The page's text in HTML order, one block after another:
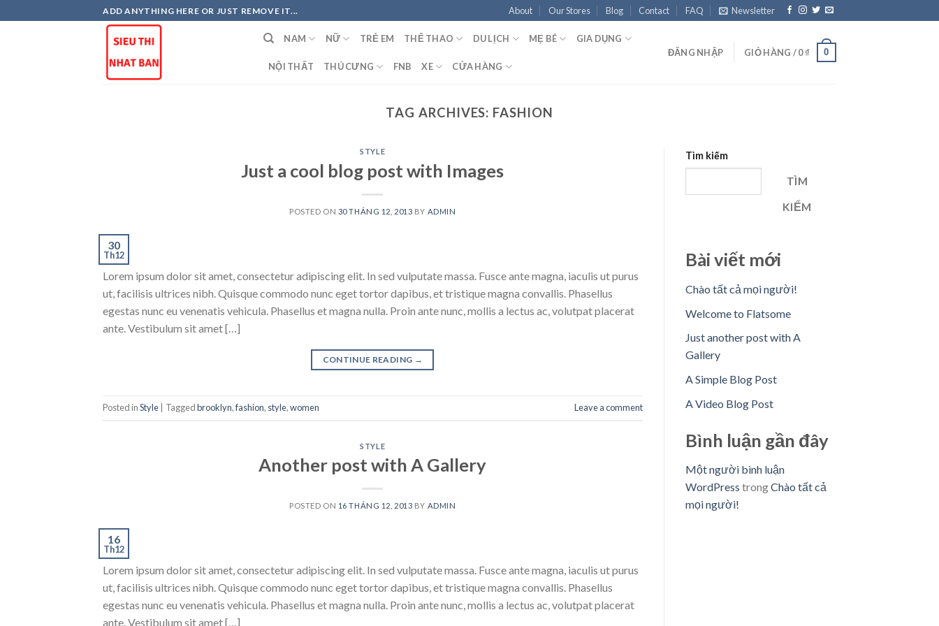
to
ADD ANYTHING HERE OR JUST REMOVE IT... About Our Stores Blog Contact FAQ Newsletter
NAM NỮ TRẺ EM THỂ THAO DU LỊCH MẸ BÉ GIA DỤNG
NỘI THẤT THÚ CƯNG FNB XE CỬA HÀNG
ĐĂNG NHẬP GIỎ HÀNG /0₫ 0
TAG ARCHIVES: FASHION
STYLE
Just a cool blog post with Images
POSTED ON 30 THÁNG 12, 2013 BY ADMIN
30
Th12
Lorem ipsum dolor sit amet, consectetur adipiscing elit. In sed vulputate massa. Fusce ante magna, iaculis ut purus
ut, facilisis ultrices nibh. Quisque commodo nunc eget tortor dapibus, et tristique magna convallis. Phasellus
egestas nunc eu venenatis vehicula. Phasellus et magna nulla. Proin ante nunc, mollis a lectus ac, volutpat placerat
ante. Vestibulum sit amet […]
CONTINUE READING →
Posted inStyle Taggedbrooklyn,fashion, style,women Leave a comment
STYLE
Another post with A Gallery
POSTED ON 16 THÁNG 12, 2013 BY ADMIN
16
Th12
Lorem ipsum dolor sit amet, consectetur adipiscing elit. In sed vulputate massa. Fusce ante magna, iaculis ut purus
ut, facilisis ultrices nibh. Quisque commodo nunc eget tortor dapibus, et tristique magna convallis. Phasellus
egestas nunc eu venenatis vehicula. Phasellus et magna nulla. Proin ante nunc, mollis a lectus ac, volutpat placerat
ante. Vestibulum sit amet […]
Tìm kiếm
TÌM
KIẾM
Bài viết mới
Chào tất cả mọi người!
Welcome to Flatsome
Just another post with A
Gallery
A Simple Blog Post
A Video Blog Post
Bình luận gần đây
Một người bình luận
WordPress trongChào tất cả
mọi người!